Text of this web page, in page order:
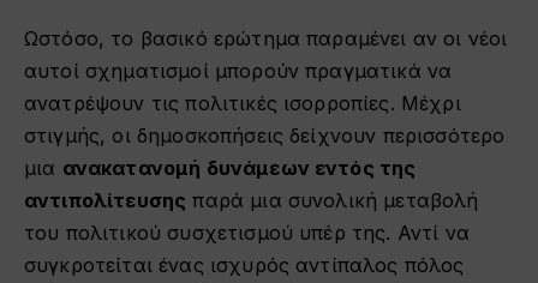
Ωστόσο, το βασικό ερώτημα παραμένει αν οι νέοι
αυτοί σχηματισμοί μπορούν πραγματικά να
ανατρέψουν τις πολιτικές ισορροπίες. Μέχρι
στιγμής, οι δημοσκοπήσεις δείχνουν περισσότερο
μια ανακατανομή δυνάμεων εντός της
αντιπολίτευσης παρά μια συνολική μεταβολή
του πολιτικού συσχετισμού υπέρ της. Αντί να
συγκροτείται ένας ισχυρός αντίπαλος πόλος